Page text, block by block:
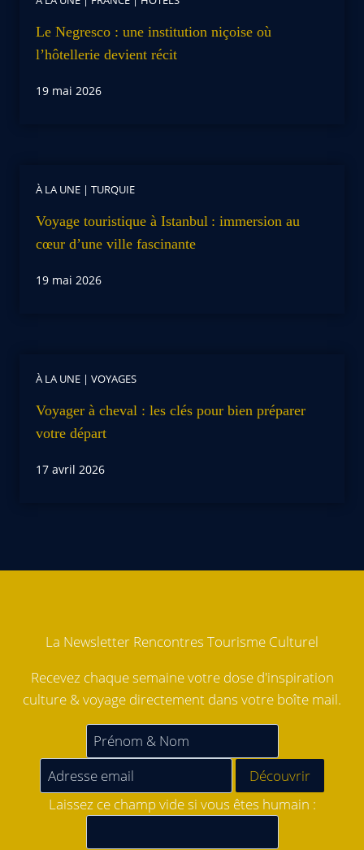
Le Negresco : une institution niçoise où
l’hôtellerie devient récit
19 mai 2026
À LA UNE | TURQUIE
Voyage touristique à Istanbul : immersion au
cœur d’une ville fascinante
19 mai 2026
À LA UNE | VOYAGES
Voyager à cheval : les clés pour bien préparer
votre départ
17 avril 2026
La Newsletter Rencontres Tourisme Culturel
Recevez chaque semaine votre dose d'inspiration
culture & voyage directement dans votre boîte mail.
Laissez ce champ vide si vous êtes humain :